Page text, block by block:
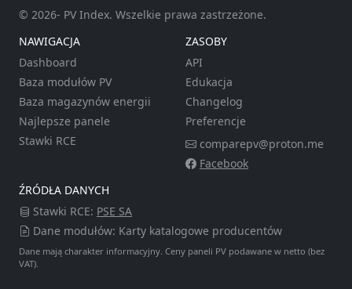
© 2026- PV Index. Wszelkie prawa zastrzeżone.
NAWIGACJA
Dashboard
Baza modułów PV
Baza magazynów energii
Najlepsze panele
Stawki RCE
ZASOBY
API
Edukacja
Changelog
Preferencje
comparepv@proton.me
Facebook
ŹRÓDŁA DANYCH
Stawki RCE: PSE SA
Dane modułów: Karty katalogowe producentów
Dane mają charakter informacyjny. Ceny paneli PV podawane w netto (bez
VAT).